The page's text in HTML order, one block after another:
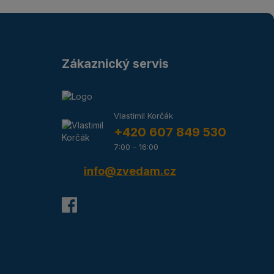
Zákaznický servis
Vlastimil Korčák
+420 607 849 530
7:00 - 16:00
info@zvedam.cz